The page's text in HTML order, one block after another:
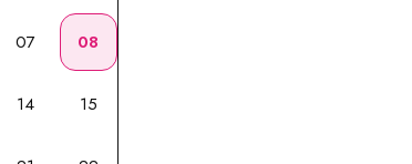
07 08
14 15